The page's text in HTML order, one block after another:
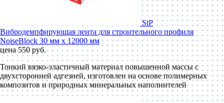
StP
Вибродемпфирующая лента для строительного профиля
NoiseBlock 30 мм x 12000 мм
цена 550 руб.
Тонкий вязко-эластичный материал повышенной массы с
двухсторонней адгезией, изготовлен на основе полимерных
композитов и природных минеральных наполнителей